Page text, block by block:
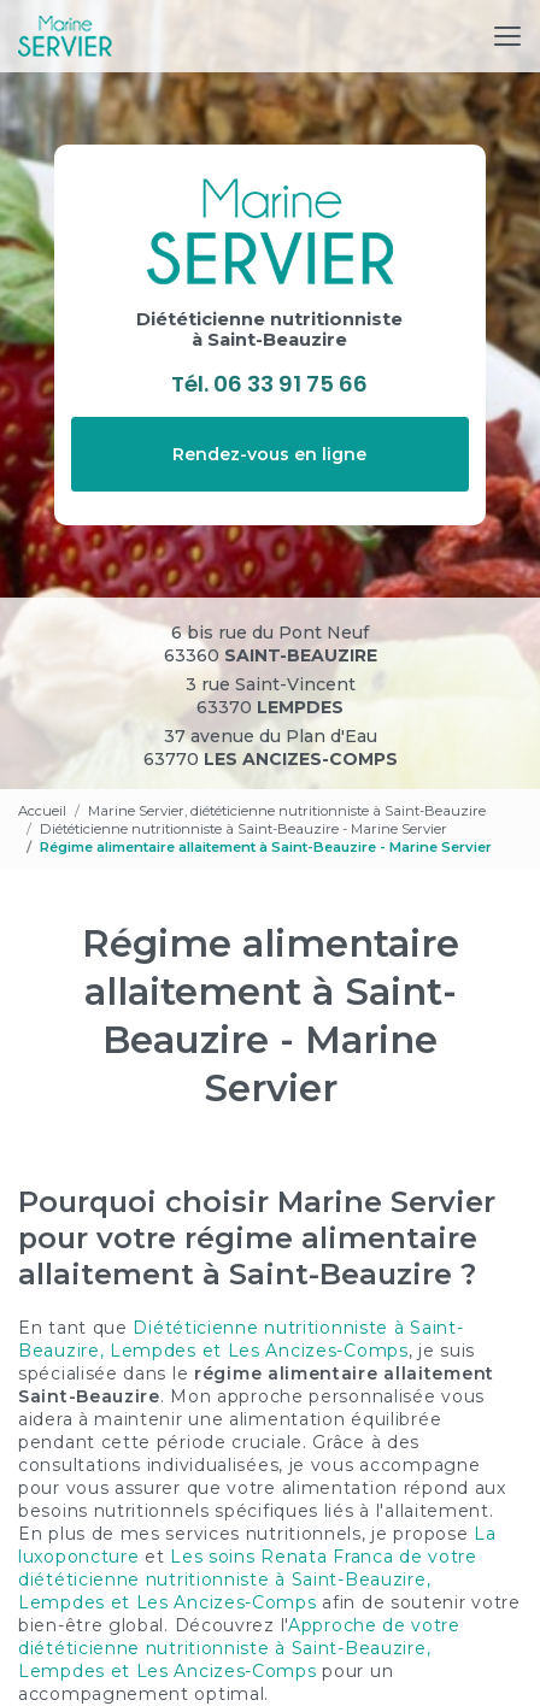
au
contenu
principal
Diététicienne nutritionniste
à Saint-Beauzire
Tél. 06 33 91 75 66
Rendez-vous en ligne
6 bis rue du Pont Neuf
63360 SAINT-BEAUZIRE
3 rue Saint-Vincent
63370 LEMPDES
37 avenue du Plan d'Eau
63770 LES ANCIZES-COMPS
Accueil
Marine Servier, diététicienne nutritionniste à Saint-Beauzire
Diététicienne nutritionniste à Saint-Beauzire - Marine Servier
Régime alimentaire allaitement à Saint-Beauzire - Marine Servier
Régime alimentaire
allaitement à Saint-
Beauzire - Marine
Servier
Pourquoi choisir Marine Servier
pour votre régime alimentaire
allaitement à Saint-Beauzire ?
En tant que Diététicienne nutritionniste à Saint-
Beauzire, Lempdes et Les Ancizes-Comps, je suis
spécialisée dans le régime alimentaire allaitement
Saint-Beauzire. Mon approche personnalisée vous
aidera à maintenir une alimentation équilibrée
pendant cette période cruciale. Grâce à des
consultations individualisées, je vous accompagne
pour vous assurer que votre alimentation répond aux
besoins nutritionnels spécifiques liés à l'allaitement.
En plus de mes services nutritionnels, je propose La
luxoponcture et Les soins Renata Franca de votre
diététicienne nutritionniste à Saint-Beauzire,
Lempdes et Les Ancizes-Comps afin de soutenir votre
bien-être global. Découvrez l'Approche de votre
diététicienne nutritionniste à Saint-Beauzire,
Lempdes et Les Ancizes-Comps pour un
accompagnement optimal.